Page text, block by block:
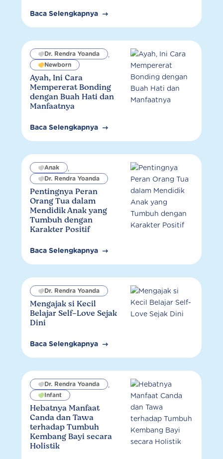
Baca Selengkapnya
Dr. Rendra Yoanda ,
Newborn
Ayah, Ini Cara
Mempererat Bonding
dengan Buah Hati dan
Manfaatnya
Baca Selengkapnya
Anak ,
Dr. Rendra Yoanda
Pentingnya Peran
Orang Tua dalam
Mendidik Anak yang
Tumbuh dengan
Karakter Positif
Baca Selengkapnya
Dr. Rendra Yoanda
Mengajak si Kecil
Belajar Self-Love Sejak
Dini
Baca Selengkapnya
Dr. Rendra Yoanda ,
Infant
Hebatnya Manfaat
Canda dan Tawa
terhadap Tumbuh
Kembang Bayi secara
Holistik